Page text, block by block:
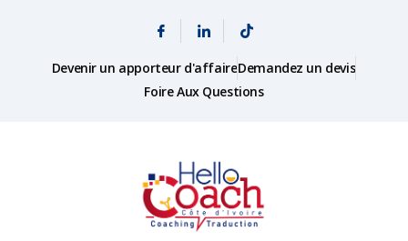
Devenir un apporteur d'affaireDemandez un devis
Foire Aux Questions